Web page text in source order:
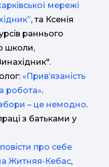
мережі
,та Ксенія
раннього
школи,
«Прив’язаність
робота».
збори – це немодно.
з батьками у
про себе
Житняя-Кебас,